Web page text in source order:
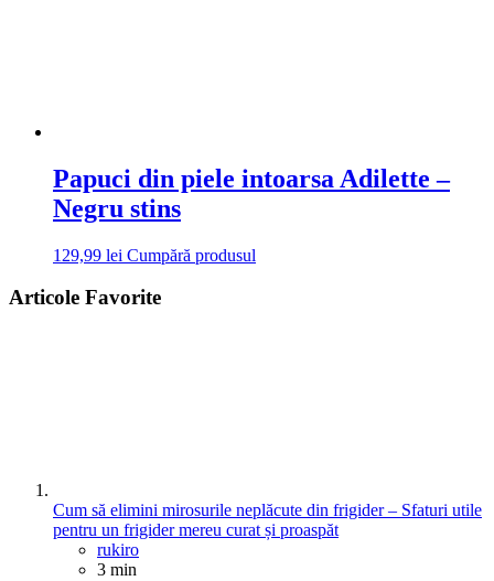
Papuci din piele intoarsa Adilette –
Negru stins
129,99 lei Cumpără produsul
Articole Favorite
Cum să elimini mirosurile neplăcute din frigider – Sfaturi utile
pentru un frigider mereu curat și proaspăt
Posted
rukiro
3 min